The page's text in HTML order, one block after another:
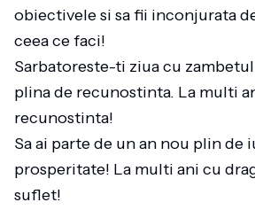
obiectivele si sa fii inconjurata
ceea ce faci!
Sarbatoreste-ti ziua cu
plina de recunostinta. La multi
recunostinta!
Sa ai parte de un an nou plin de
prosperitate! La multi ani cu
suflet!